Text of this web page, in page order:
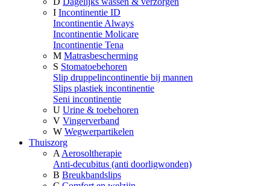
I Incontinentie ID
Incontinentie Always
Incontinentie Molicare
Incontinentie Tena
M Matrasbescherming
S Stomatoebehoren
Slip druppelincontinentie bij mannen
Slips plastiek incontinentie
Seni incontinentie
U Urine & toebehoren
V Vingerverband
W Wegwerpartikelen
Thuiszorg
A Aerosoltherapie
Anti-decubitus (anti doorligwonden)
B Breukbandslips